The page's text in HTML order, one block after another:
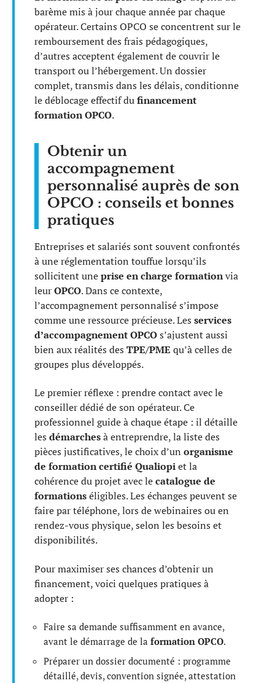
barème mis à jour chaque année par chaque
opérateur. Certains OPCO se concentrent sur le
remboursement des frais pédagogiques,
d’autres acceptent également de couvrir le
transport ou l’hébergement. Un dossier
complet, transmis dans les délais, conditionne
le déblocage effectif dufinancement
formation OPCO.
Obtenir un
accompagnement
personnalisé auprès de son
OPCO : conseils et bonnes
pratiques
Entreprises et salariés sont souvent confrontés
à une réglementation touffue lorsqu’ils
sollicitent uneprise en charge formationvia
leurOPCO. Dans ce contexte,
l’accompagnement personnalisé s’impose
comme une ressource précieuse. Les services
d’accompagnement OPCOs’ajustent aussi
bien aux réalités des TPE/PME qu’à celles de
groupes plus développés.
Le premier réflexe : prendre contact avec le
conseiller dédié de son opérateur. Ce
professionnel guide à chaque étape : il détaille
les démarchesà entreprendre, la liste des
pièces justificatives, le choix d’un organisme
de formation certifié Qualiopiet la
cohérence du projet avec lecatalogue de
formationséligibles. Les échanges peuvent se
faire par téléphone, lors de webinaires ou en
rendez-vous physique, selon les besoins et
disponibilités.
Pour maximiser ses chances d’obtenir un
financement, voici quelques pratiques à
adopter :
Faire sa demande suffisamment en avance,
avant le démarrage de la formation OPCO.
Préparer un dossier documenté : programme
détaillé, devis, convention signée, attestation